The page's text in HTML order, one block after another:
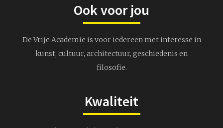
Ook voor jou
De Vrije Academie is voor iedereen met interesse in
kunst, cultuur, architectuur, geschiedenis en
filosofie.
Kwaliteit